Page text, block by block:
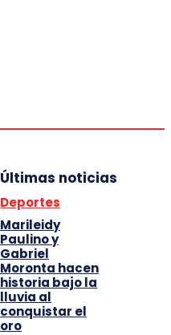
Últimas noticias
Deportes
Marileidy
Paulino y
Gabriel
Moronta hacen
historia bajo la
lluvia al
conquistar el
oro